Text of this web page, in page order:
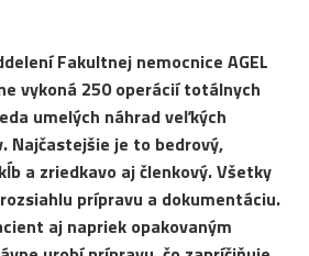
Fakultnej nemocnice AGEL
vykoná 250 operácií totálnych
umelých náhrad veľkých
Najčastejšie je to bedrový,
a zriedkavo aj členkový. Všetky
prípravu a dokumentáciu.
aj napriek opakovaným